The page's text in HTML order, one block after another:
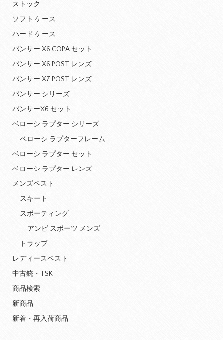
ストック
ソフト ケース
ハード ケース
パンサー X6 COPA セット
パンサー X6 POST レンズ
パンサー X7 POST レンズ
パンサー シリーズ
パンサーX6 セット
ベローシ ラプター シリーズ
ベローシ ラプターフレーム
ベローシ ラプター セット
ベローシ ラプター レンズ
メンズベスト
スキート
スポーティング
アンビ スポーツ メンズ
トラップ
レディースベスト
中古銃・TSK
商品検索
新商品
新着・再入荷商品